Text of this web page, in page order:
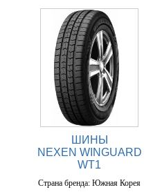
ШИНЫ
NEXEN WINGUARD
WT1
Страна бренда: Южная Корея